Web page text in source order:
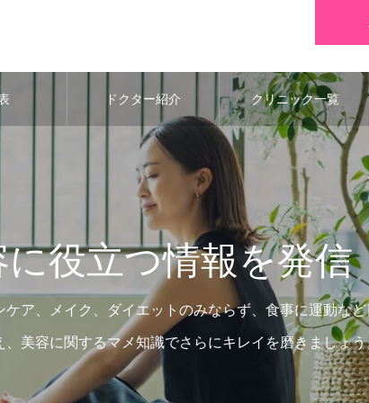
ドクター紹介 クリニック一覧
に役立つ情報を発信
ア、メイク、ダイエットのみならず、食事に運動な
、美容に関するマメ知識でさらにキレイを磨きましょう